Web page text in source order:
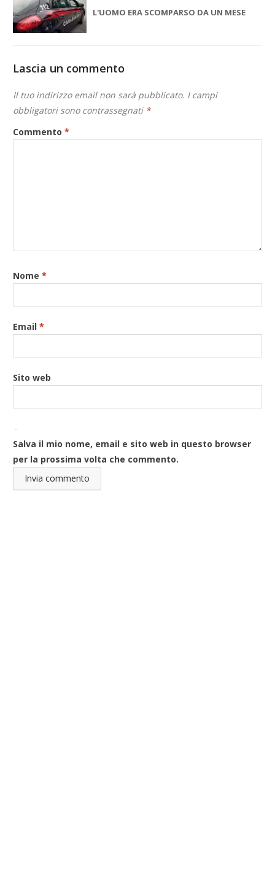
L'UOMO ERA SCOMPARSO DA UN MESE
Lascia un commento
Il tuo indirizzo email non sarà pubblicato. I campi
obbligatori sono contrassegnati *
Commento*
Nome*
Email*
Sito web
Salva il mio nome, email e sito web in questo browser
per la prossima volta che commento.